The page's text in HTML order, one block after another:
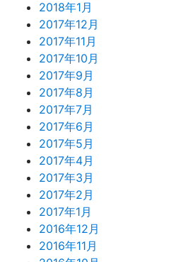
2018年1月
2017年12月
2017年11月
2017年10月
2017年9月
2017年8月
2017年7月
2017年6月
2017年5月
2017年4月
2017年3月
2017年2月
2017年1月
2016年12月
2016年11月